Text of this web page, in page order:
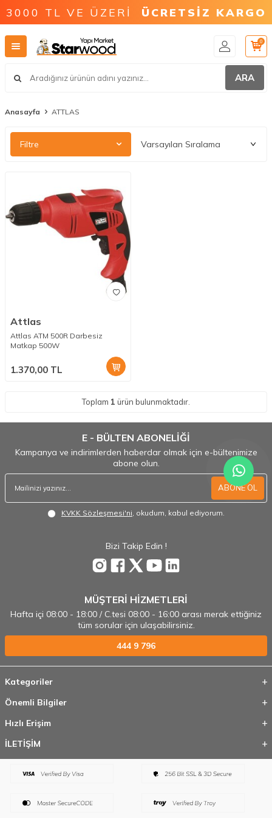
3000 TL VE ÜZERİ ÜCRETSİZ KARGO
ARA
0
Anasayfa ATTLAS
Filtre
Attlas
Attlas ATM 500R Darbesiz
Matkap 500W
1.370,00 TL
Toplam 1 ürün bulunmaktadır.
E - BÜLTEN ABONELİĞİ
Kampanya ve indirimlerden haberdar olmak için e-bültenimize
abone olun.
ABONE OL
KVKK Sözleşmesi'ni , okudum, kabul ediyorum.
Bizi Takip Edin !
MÜŞTERİ HİZMETLERİ
Hafta içi 08:00 - 18:00 / C.tesi 08:00 - 16:00 arası merak ettiğiniz
tüm sorular için ulaşabilirsiniz.
444 9 796
Kategoriler
Önemli Bilgiler
Hızlı Erişim
İLETİŞİM